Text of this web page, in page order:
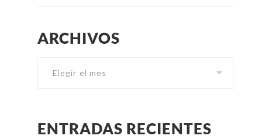
ARCHIVOS
ENTRADAS RECIENTES